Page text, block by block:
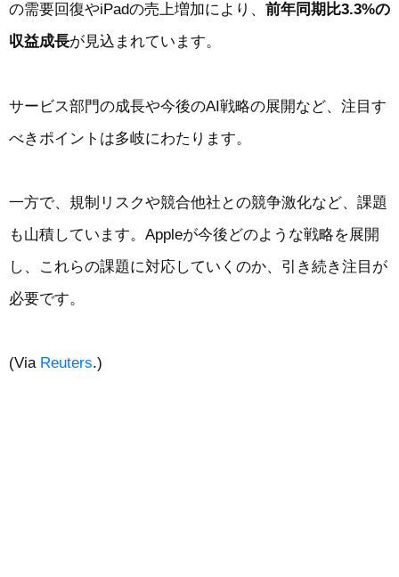
の需要回復やiPadの売上増加により、 前年同期比3.3%の
収益成長が見込まれています。
サービス部門の成長や今後のAI戦略の展開など、注目す
べきポイントは多岐にわたります。
一方で、規制リスクや競合他社との競争激化など、課題
も山積しています。Appleが今後どのような戦略を展開
し、これらの課題に対応していくのか、引き続き注目が
必要です。
(Via Reuters.)